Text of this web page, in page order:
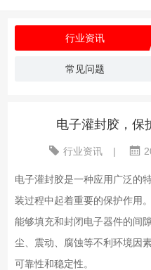
行业资讯
常见问题
电子灌封胶，保
行业资讯 |
电子灌封胶是一种应用广泛的
装过程中起着重要的保护作用
能够填充和封闭电子器件的间
尘、震动、腐蚀等不利环境因
可靠性和稳定性。